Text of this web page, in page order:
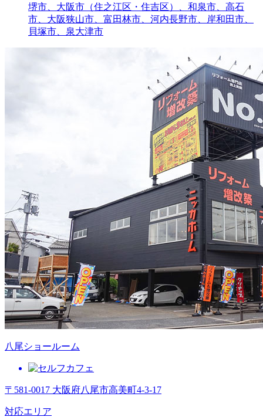
堺市、大阪市（住之江区・住吉区）、和泉市、高石
市、大阪狭山市、富田林市、河内長野市、岸和田市、
貝塚市、泉大津市
八尾ショールーム
〒581-0017 大阪府八尾市高美町4-3-17
対応エリア